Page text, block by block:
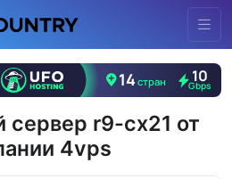
сервер r9-cx21 от
4vps